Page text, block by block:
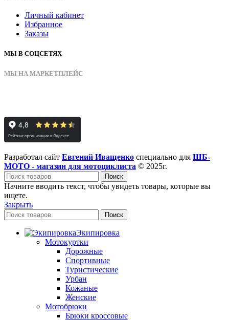
Личный кабинет
Избранное
Заказы
МЫ В СОЦСЕТЯХ
МЫ НА МАРКЕТПЛЕЙС
Разработал сайт Евгений Иващенко специально для ШБ-
МОТО - магазин для мотоциклиста © 2025г.
Поиск
Начните вводить текст, чтобы увидеть товары, которые вы
ищете.
Закрыть
Поиск
Экипировка
Мотокуртки
Дорожные
Спортивные
Туристические
Урбан
Кожаные
Женские
Мотобрюки
Брюки кроссовые